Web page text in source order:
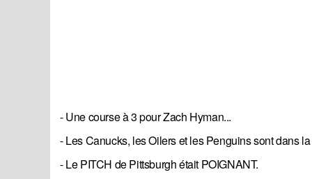
- Une course à 3 pour Zach Hyman...
- Les Canucks, les Oilers et les Penguins sont dans
- Le PITCH de Pittsburgh était POIGNANT.